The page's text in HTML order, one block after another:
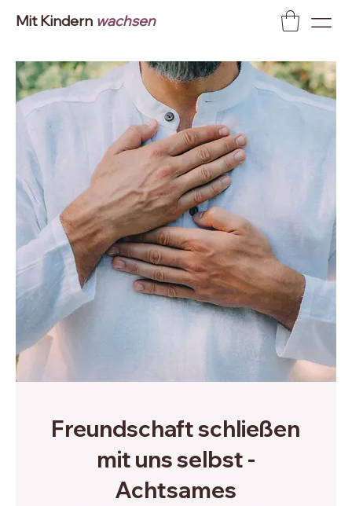
Mit Kindern wachsen
Freundschaft schließen
mit uns selbst -
Achtsames